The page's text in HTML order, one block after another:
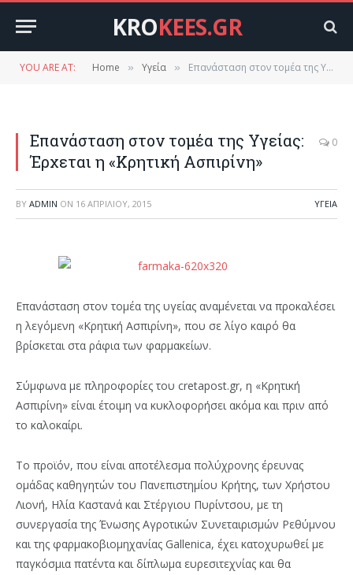
KROKEES.GR
YOU ARE AT: Home » Υγεία » Επανάσταση στον τομέα της Υγείας: Έρχεται η «Κρητική Ασπιρίνη»
Επανάσταση στον τομέα της Υγείας:
Έρχεται η «Κρητική Ασπιρίνη»
0
BY ADMIN ON 16 ΑΠΡΙΛΊΟΥ, 2015 ΥΓΕΊΑ
Επανάσταση στον τομέα της υγείας αναμένεται να προκαλέσει
η λεγόμενη «Κρητική Ασπιρίνη», που σε λίγο καιρό θα
βρίσκεται στα ράφια των φαρμακείων.
Σύμφωνα με πληροφορίες του cretapost.gr, η «Κρητική
Ασπιρίνη» είναι έτοιμη να κυκλοφορήσει ακόμα και πριν από
το καλοκαίρι.
Το προϊόν, που είναι αποτέλεσμα πολύχρονης έρευνας
ομάδας καθηγητών του Πανεπιστημίου Κρήτης, των Χρήστου
Λιονή, Ηλία Καστανά και Στέργιου Πυρίντσου, με τη
συνεργασία της Ένωσης Αγροτικών Συνεταιρισμών Ρεθύμνου
και της φαρμακοβιομηχανίας Gallenica, έχει κατοχυρωθεί με
παγκόσμια πατέντα και δίπλωμα ευρεσιτεχνίας και θα